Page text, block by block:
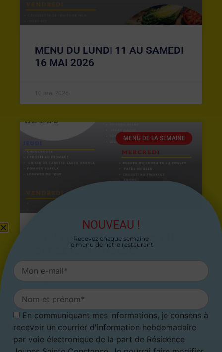
MENU DU LUNDI 11 AU SAMEDI
16 MAI 2026
10 mai 2026
MENU DE LA SEMAINE
MENU DU LUNDI 27 AVRIL AU
26 avril 2026
ARTICLE PRÉCÉDENT
Menu du 10 juillet au 16 juillet 2023
ARTICLE SUIVANT
Menu du 24 juillet au 30 juillet 2023
NOUVEAU !
Recevez chaque semaine
le menu de notre restaurant
En communiquant mes informations, je consens à
recevoir un courrier d'information hebdomadaire
par voie électronique de la part de Résidence